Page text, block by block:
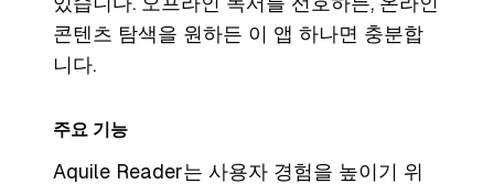
콘텐츠 탐색을 원하든 이 앱 하나면 충분합
니다.
주요 기능
Aquile Reader는 사용자 경험을 높이기 위